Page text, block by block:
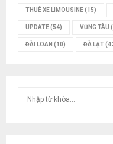
THUÊ XE LIMOUSINE(15)
UPDATE(54) VŨNG TÀU
ĐÀI LOAN (10) ĐÀ LẠT